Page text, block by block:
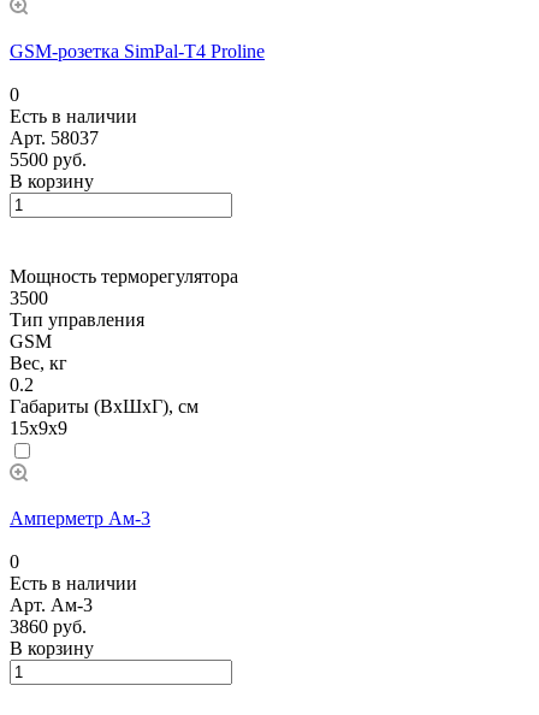
GSM-розетка SimPal-T4 Proline
0
Есть в наличии
Арт. 58037
5500 руб.
В корзину
Мощность терморегулятора
3500
Тип управления
GSM
Вес, кг
0.2
Габариты (ВхШхГ), см
15x9x9
Амперметр Ам-3
0
Есть в наличии
Арт. Ам-3
3860 руб.
В корзину